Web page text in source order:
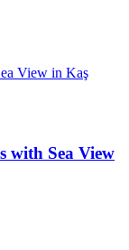
with Sea View